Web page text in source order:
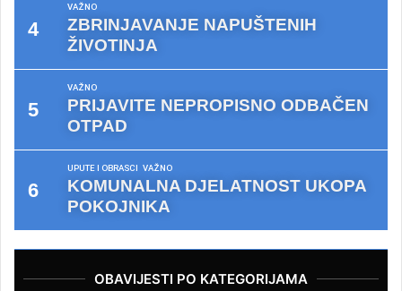
VAŽNO
ZBRINJAVANJE NAPUŠTENIH
ŽIVOTINJA
VAŽNO
PRIJAVITE NEPROPISNO ODBAČEN
OTPAD
UPUTE I OBRASCI VAŽNO
KOMUNALNA DJELATNOST UKOPA
POKOJNIKA
OBAVIJESTI PO KATEGORIJAMA